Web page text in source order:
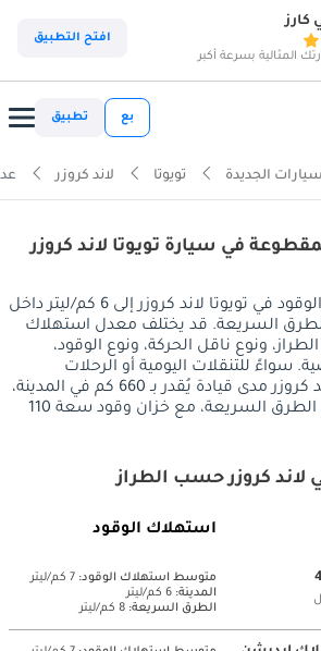
كارز
المثالية بسرعة أكبر
افتح التطبيق
بع تطبيق
الجديدة تويوتا لاند كروزر
في سيارة تويوتا لاند كروزر
يصل معدل استهلاك الوقود في تويوتا لاند كروزر إلى 6 كم/ليتر داخل
على الطرق السريعة. قد يختلف معدل استهلاك
ونوع ناقل الحركة، ونوع الوقود،
سواءً للتنقلات اليومية أو الرحلات
الطويلة، توفر تويوتا لاند كروزر مدى قيادة يُقدر بـ 660 كم في المدينة،
ويصل إلى 880 كم على الطرق السريعة، مع خزان وقود سعة 110
لاند كروزر حسب الطراز
استهلاك الوقود
متوسط ​​استهلاك الوقود: 7 كم/ليتر
المدينة: 6 كم/ليتر
الطرق السريعة: 8 كم/ليتر